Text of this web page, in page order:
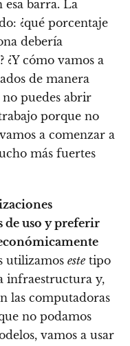
esa barra. La
¿qué porcentaje
debería
¿Y cómo vamos a
de manera
puedes abrir
porque no
a comenzar a
más fuertes
de uso y preferir
utilizamos este tipo
infraestructura y,
las computadoras
no podamos
vamos a usar